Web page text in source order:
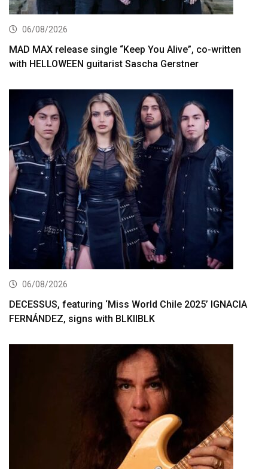
06/08/2026
MAD MAX release single “Keep You Alive”, co-written
with HELLOWEEN guitarist Sascha Gerstner
06/08/2026
DECESSUS, featuring ‘Miss World Chile 2025’ IGNACIA
FERNÁNDEZ, signs with BLKIIBLK